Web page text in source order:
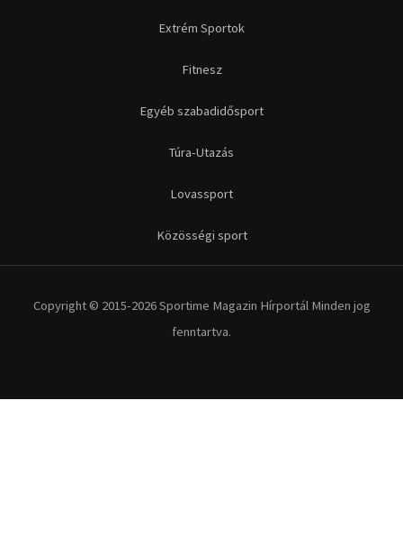
Extrém Sportok
Fitnesz
Egyéb szabadidősport
Túra-Utazás
Lovassport
Közösségi sport
Copyright © 2015-2026 Sportime Magazin Hírportál Minden jog
fenntartva.